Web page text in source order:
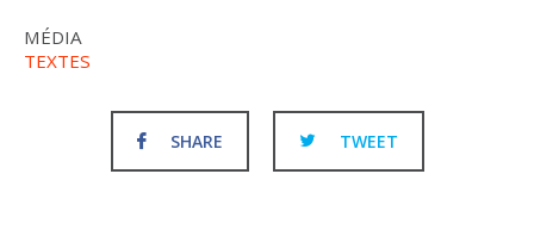
MÉDIA
TEXTES
SHARE TWEET